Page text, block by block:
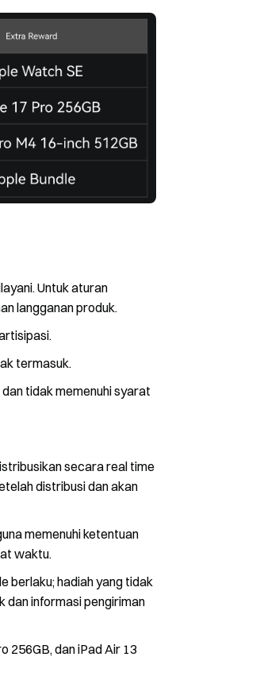
Untuk aturan
langganan produk.
termasuk.
tidak memenuhi syarat
secara real time
distribusi dan akan
memenuhi ketentuan
waktu.
berlaku; hadiah yang tidak
dan informasi pengiriman
256GB, dan iPad Air 13